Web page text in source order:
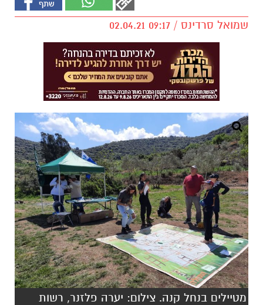
שמואל סרדינס / 09:17 02.04.21
מטיילים בנחל קנה. צילום: יערה פלזנר, רשות